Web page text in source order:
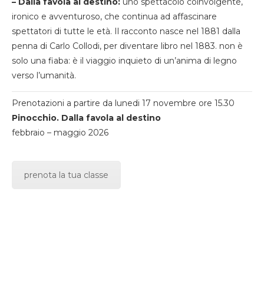
ironico e avventuroso, che continua ad affascinare
spettatori di tutte le età. Il racconto nasce nel 1881 dalla
penna di Carlo Collodi, per diventare libro nel 1883. non è
solo una fiaba: è il viaggio inquieto di un’anima di legno
verso l’umanità.
Prenotazioni a partire da lunedi 17 novembre ore 15.30
Pinocchio. Dalla favola al destino
febbraio – maggio 2026
prenota la tua classe